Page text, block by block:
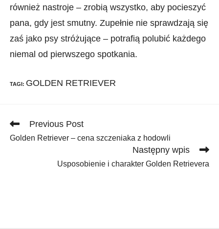
również nastroje – zrobią wszystko, aby pocieszyć
pana, gdy jest smutny. Zupełnie nie sprawdzają się
zaś jako psy stróżujące – potrafią polubić każdego
niemal od pierwszego spotkania.
TAGI: GOLDEN RETRIEVER
Read
articles
Previous Post
Golden Retriever – cena szczeniaka z hodowli
Następny wpis
Usposobienie i charakter Golden Retrievera